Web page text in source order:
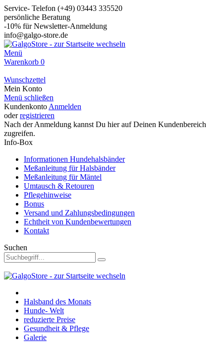
Service- Telefon (+49) 03443 335520
persönliche Beratung
-10% für Newsletter-Anmeldung
info@galgo-store.de
Menü
Warenkorb 0
Wunschzettel
Mein Konto
Menü schließen
Kundenkonto Anmelden
oderregistrieren
Nach der Anmeldung kannst Du hier auf Deinen Kundenbereich
zugreifen.
Info-Box
Informationen Hundehalsbänder
Meßanleitung für Halsbänder
Meßanleitung für Mäntel
Umtausch & Retouren
Pflegehinweise
Bonus
Versand und Zahlungsbedingungen
Echtheit von Kundenbewertungen
Kontakt
Suchen
Halsband des Monats
Hunde- Welt
reduzierte Preise
Gesundheit & Pflege
Galerie